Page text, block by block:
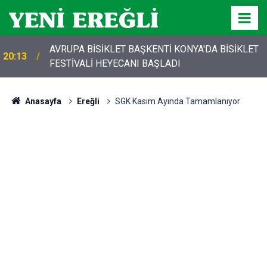
20:13
AVRUPA BİSİKLET BAŞKENTİ KONYA'DA BİSİKLET
FESTİVALİ HEYECANI BAŞLADI
Anasayfa Ereğli SGK Kasım Ayında Tamamlanıyor